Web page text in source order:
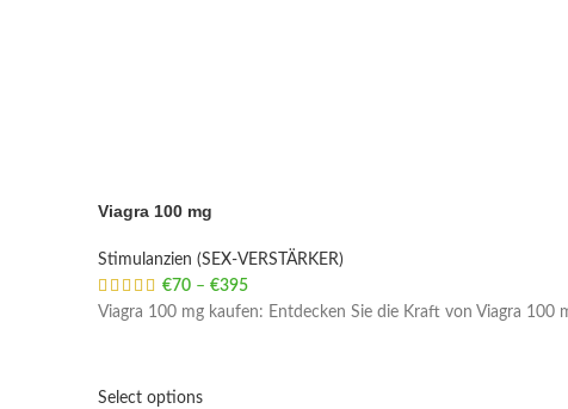
Viagra 100 mg
Stimulanzien (SEX-VERSTÄRKER)
€70 – €395Price range: €70 through €395
Viagra 100 mg kaufen: Entdecken Sie die Kraft von Viagra
Select options